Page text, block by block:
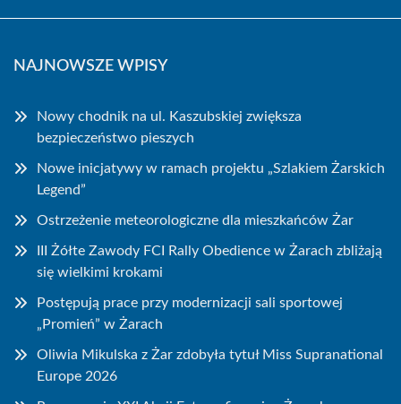
NAJNOWSZE WPISY
Nowy chodnik na ul. Kaszubskiej zwiększa
bezpieczeństwo pieszych
Nowe inicjatywy w ramach projektu „Szlakiem Żarskich
Legend”
Ostrzeżenie meteorologiczne dla mieszkańców Żar
III Żółte Zawody FCI Rally Obedience w Żarach zbliżają
się wielkimi krokami
Postępują prace przy modernizacji sali sportowej
„Promień” w Żarach
Oliwia Mikulska z Żar zdobyła tytuł Miss Supranational
Europe 2026